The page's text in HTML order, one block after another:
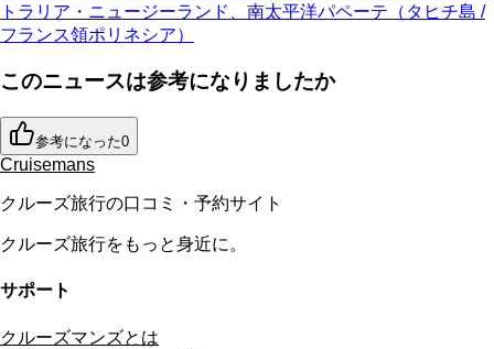
トラリア・ニュージーランド、南太平洋パペーテ（タヒチ島 /
フランス領ポリネシア）
このニュースは参考になりましたか
参考になった0
Cruisemans
クルーズ旅行の口コミ・予約サイト
クルーズ旅行をもっと身近に。
サポート
クルーズマンズとは